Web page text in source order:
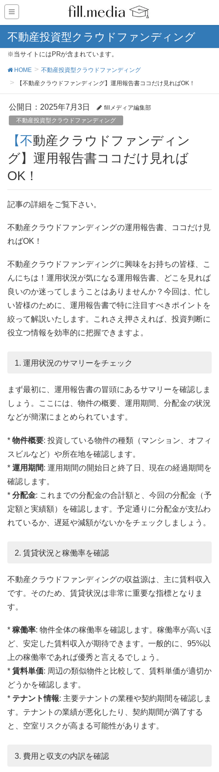
不動産投資型クラウドファンディング
※当サイトにはPRが含まれています。
HOME
不動産投資型クラウドファンディング
【不動産クラウドファンディング】運用報告書ココだけ見ればOK！
公開日： 2025年7月3日
fillメディア編集部
不動産投資型クラウドファンディング
【不動産クラウドファンディン
グ】運用報告書ココだけ見れば
OK！
記事の詳細をご覧下さい。
不動産クラウドファンディングの運用報告書、ココだけ見
ればOK！
不動産クラウドファンディングに興味をお持ちの皆様、こ
んにちは！運用状況が気になる運用報告書、どこを見れば
良いのか迷ってしまうことはありませんか？今回は、忙し
い皆様のために、運用報告書で特に注目すべきポイントを
絞って解説いたします。これさえ押さえれば、投資判断に
役立つ情報を効率的に把握できますよ。
1. 運用状況のサマリーをチェック
まず最初に、運用報告書の冒頭にあるサマリーを確認しま
しょう。ここには、物件の概要、運用期間、分配金の状況
などが簡潔にまとめられています。
* 物件概要: 投資している物件の種類（マンション、オフィ
スビルなど）や所在地を確認します。
* 運用期間: 運用期間の開始日と終了日、現在の経過期間を
確認します。
* 分配金: これまでの分配金の合計額と、今回の分配金（予
定額と実績額）を確認します。予定通りに分配金が支払わ
れているか、遅延や減額がないかをチェックしましょう。
2. 賃貸状況と稼働率を確認
不動産クラウドファンディングの収益源は、主に賃料収入
です。そのため、賃貸状況は非常に重要な指標となりま
す。
* 稼働率: 物件全体の稼働率を確認します。稼働率が高いほ
ど、安定した賃料収入が期待できます。一般的に、95%以
上の稼働率であれば優秀と言えるでしょう。
* 賃料単価: 周辺の類似物件と比較して、賃料単価が適切か
どうかを確認します。
* テナント情報: 主要テナントの業種や契約期間を確認しま
す。テナントの業績が悪化したり、契約期間が満了する
と、空室リスクが高まる可能性があります。
3. 費用と収支の内訳を確認